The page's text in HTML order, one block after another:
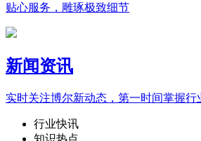
贴心服务，雕琢极致细节
新闻资讯
实时关注博尔新动态，第一时间掌握行
行业快讯
知识热点